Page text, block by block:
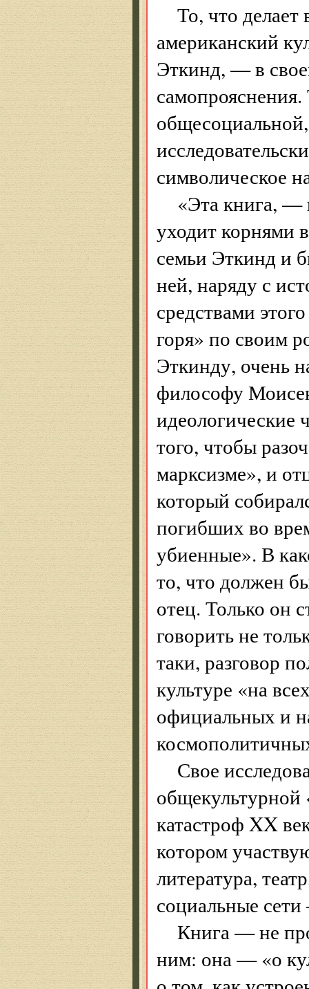
То, что делает
американский
Эткинд, — в
самопрояснения.
символическое
«Эта книга, —
уходит
семьи Эткинд и
ней, наряду с
средствами
горя» по своим
Эткинду, очень
философу
идеологические
того, чтобы
марксизме», и
который
погибших во
убиенные». В
то, что должен
отец. Только он
говорить не
таки, разговор
культуре «на
официальных и
Свое
общекультурной
катастроф XX
котором
литература,
социальные
Книга — не
ним: она — «о